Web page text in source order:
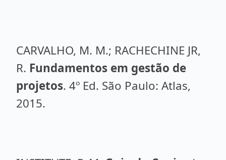
CARVALHO, M. M.; RACHECHINE JR,
R. Fundamentos em gestão de
projetos. 4º Ed. São Paulo: Atlas,
2015.